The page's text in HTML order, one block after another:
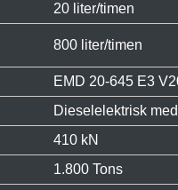
20 liter/timen
800 liter/timen
EMD 20-645 E3
Dieselelektrisk
410 kN
1.800 Tons